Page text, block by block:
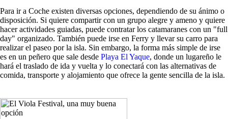
Para ir a Coche existen diversas opciones, dependiendo de su ánimo o
disposición. Si quiere compartir con un grupo alegre y ameno y quiere
hacer actividades guiadas, puede contratar los catamaranes con un "full
day" organizado. También puede irse en Ferry y llevar su carro para
realizar el paseo por la isla. Sin embargo, la forma más simple de irse
es en un peñero que sale desde Playa El Yaque, donde un lugareño le
hará el traslado de ida y vuelta y lo conectará con las alternativas de
comida, transporte y alojamiento que ofrece la gente sencilla de la isla.